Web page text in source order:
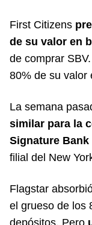
First Citizens
de su valor en
de comprar
80% de su valor
La semana
similar para la
Signature Bank
filial del New
Flagstar
el grueso de los
depósitos. Pero